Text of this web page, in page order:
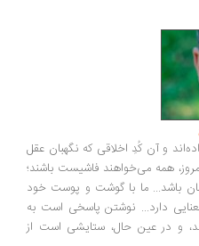
آن کُدِ اخلاقی که نگهبان عقل
می‌خواهند فاشیست باشند؛
ما با گوشت و پوست خود
نوشتن پاسخی است به
عین حال، ستایشی است از